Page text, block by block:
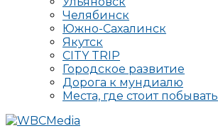
Челябинск
Южно-Сахалинск
Якутск
CITY TRIP
Городское развитие
Дорога к мундиалю
Места, где стоит побывать